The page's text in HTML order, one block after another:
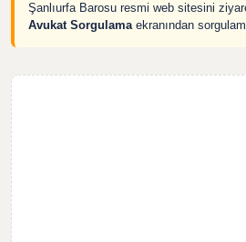
Şanlıurfa Barosu resmi web sitesini
Avukat Sorgulamaekranından